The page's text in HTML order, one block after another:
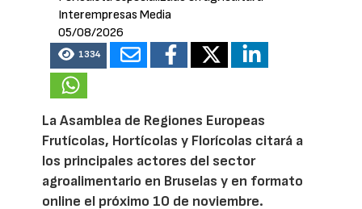
Interempresas Media
05/08/2026
1334
La Asamblea de Regiones Europeas
Frutícolas, Hortícolas y Florícolas citará a
los principales actores del sector
agroalimentario en Bruselas y en formato
online el próximo 10 de noviembre.